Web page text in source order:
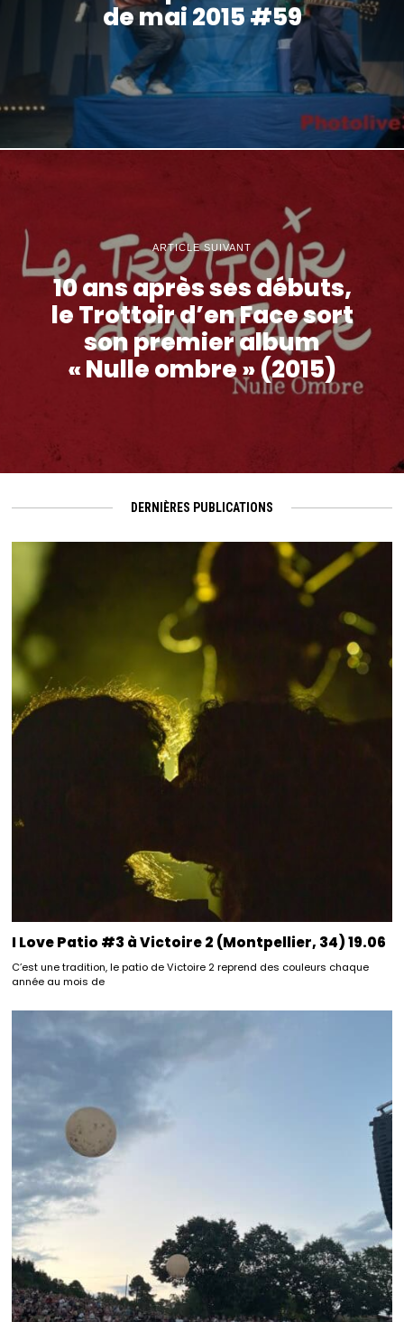
de mai 2015 #59
ARTICLE SUIVANT
10 ans après ses débuts,
le Trottoir d’en Face sort
son premier album
« Nulle ombre » (2015)
DERNIÈRES PUBLICATIONS
I Love Patio #3 à Victoire 2 (Montpellier, 34) 19.06
C’est une tradition, le patio de Victoire 2 reprend des couleurs chaque
année au mois de